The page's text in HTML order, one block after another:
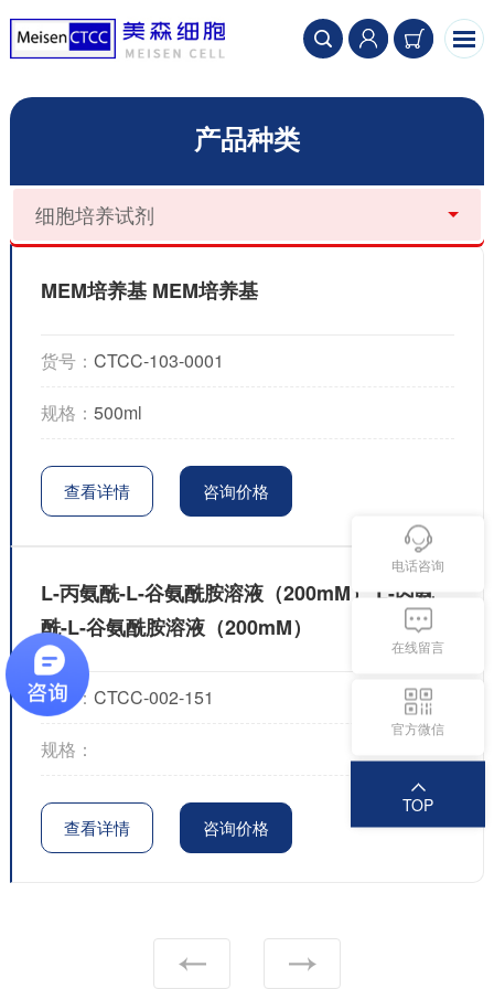
产品种类
细胞培养试剂
MEM培养基 MEM培养基
货号： CTCC-103-0001
规格： 500ml
查看详情 咨询价格
L-丙氨酰-L-谷氨酰胺溶液（200mM） L-丙氨
酰-L-谷氨酰胺溶液（200mM）
货号： CTCC-002-151
规格：
查看详情 咨询价格
电话咨询
在线留言
官方微信
TOP